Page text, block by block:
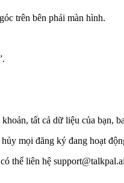
trên bên phải màn hình.
tất cả dữ liệu của bạn,
mọi đăng ký đang hoạt
thể liên hệ